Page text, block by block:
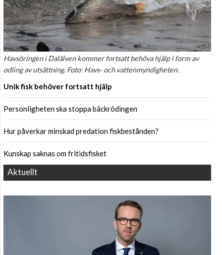
Havsöringen i Dalälven kommer fortsatt behöva hjälp i form av
odling av utsättning. Foto: Havs- och vattenmyndigheten.
Unik fisk behöver fortsatt hjälp
Personligheten ska stoppa bäckrödingen
Hur påverkar minskad predation fiskbestånden?
Kunskap saknas om fritidsfisket
Aktuellt